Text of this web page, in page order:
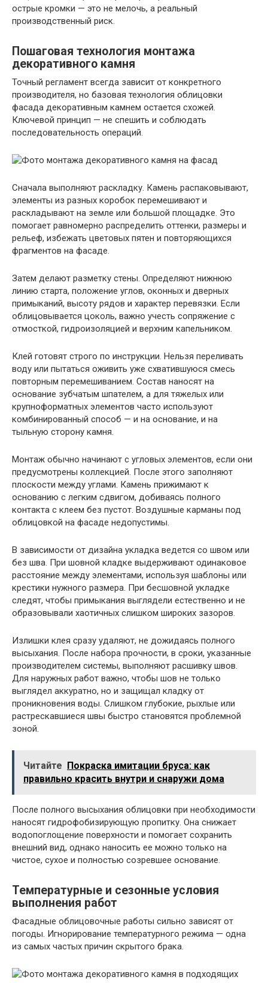
острые кромки — это не мелочь, а реальный
производственный риск.
Пошаговая технология монтажа
декоративного камня
Точный регламент всегда зависит от конкретного
производителя, но базовая технология облицовки
фасада декоративным камнем остается схожей.
Ключевой принцип — не спешить и соблюдать
последовательность операций.
Сначала выполняют раскладку. Камень распаковывают,
элементы из разных коробок перемешивают и
раскладывают на земле или большой площадке. Это
помогает равномерно распределить оттенки, размеры и
рельеф, избежать цветовых пятен и повторяющихся
фрагментов на фасаде.
Затем делают разметку стены. Определяют нижнюю
линию старта, положение углов, оконных и дверных
примыканий, высоту рядов и характер перевязки. Если
облицовывается цоколь, важно учесть сопряжение с
отмосткой, гидроизоляцией и верхним капельником.
Клей готовят строго по инструкции. Нельзя переливать
воду или пытаться оживить уже схватившуюся смесь
повторным перемешиванием. Состав наносят на
основание зубчатым шпателем, а для тяжелых или
крупноформатных элементов часто используют
комбинированный способ — и на основание, и на
тыльную сторону камня.
Монтаж обычно начинают с угловых элементов, если они
предусмотрены коллекцией. После этого заполняют
плоскости между углами. Камень прижимают к
основанию с легким сдвигом, добиваясь полного
контакта с клеем без пустот. Воздушные карманы под
облицовкой на фасаде недопустимы.
В зависимости от дизайна укладка ведется со швом или
без шва. При шовной кладке выдерживают одинаковое
расстояние между элементами, используя шаблоны или
крестики нужного размера. При бесшовной укладке
следят, чтобы примыкания выглядели естественно и не
образовывали хаотичных слишком широких зазоров.
Излишки клея сразу удаляют, не дожидаясь полного
высыхания. После набора прочности, в сроки, указанные
производителем системы, выполняют расшивку швов.
Для наружных работ важно, чтобы шов не только
выглядел аккуратно, но и защищал кладку от
проникновения воды. Слишком глубокие, рыхлые или
растрескавшиеся швы быстро становятся проблемной
зоной.
Читайте Покраска имитации бруса: как
правильно красить внутри и снаружи дома
После полного высыхания облицовки при необходимости
наносят гидрофобизирующую пропитку. Она снижает
водопоглощение поверхности и помогает сохранить
внешний вид, однако наносить ее можно только на
чистое, сухое и полностью созревшее основание.
Температурные и сезонные условия
выполнения работ
Фасадные облицовочные работы сильно зависят от
погоды. Игнорирование температурного режима — одна
из самых частых причин скрытого брака.